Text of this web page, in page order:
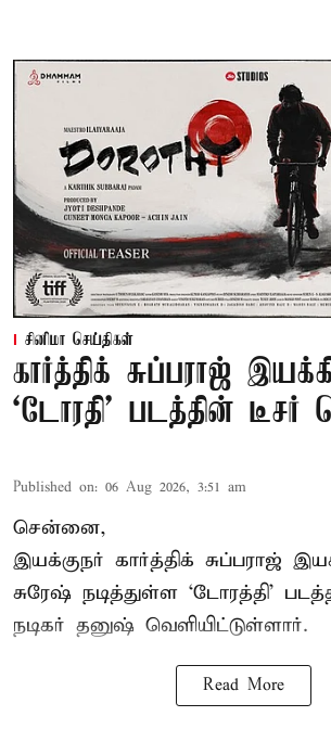
சினிமா செய்திகள்
கார்த்திக் சுப்பராஜ்
`டோரதி' படத்தின் டீசர்
Published on: 06 Aug 2026, 3:51 am
சென்னை,
இயக்குநர் கார்த்திக் சுப்பராஜ்
சுரேஷ் நடித்துள்ள `டோரத்தி'
நடிகர் தனுஷ் வெளியிட்டுள்ளார்.
Read More